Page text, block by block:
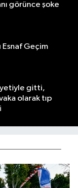
görünce şoke
Esnaf Geçim
gitti,
olarak tıp